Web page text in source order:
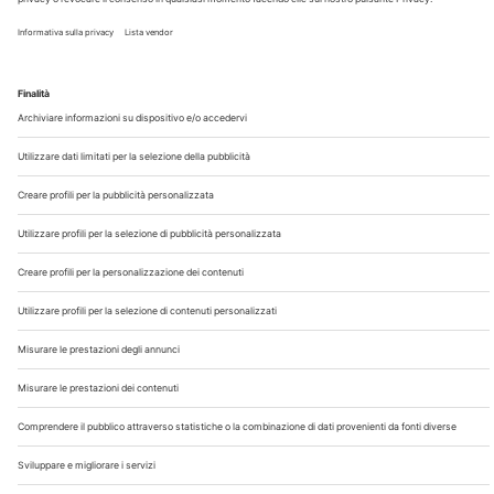
Chi Siamo
Contatti
Note Legali
Privacy